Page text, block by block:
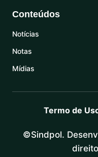
Conteúdos
Notícias
Notas
Mídias
Termo de
©Sindpol.